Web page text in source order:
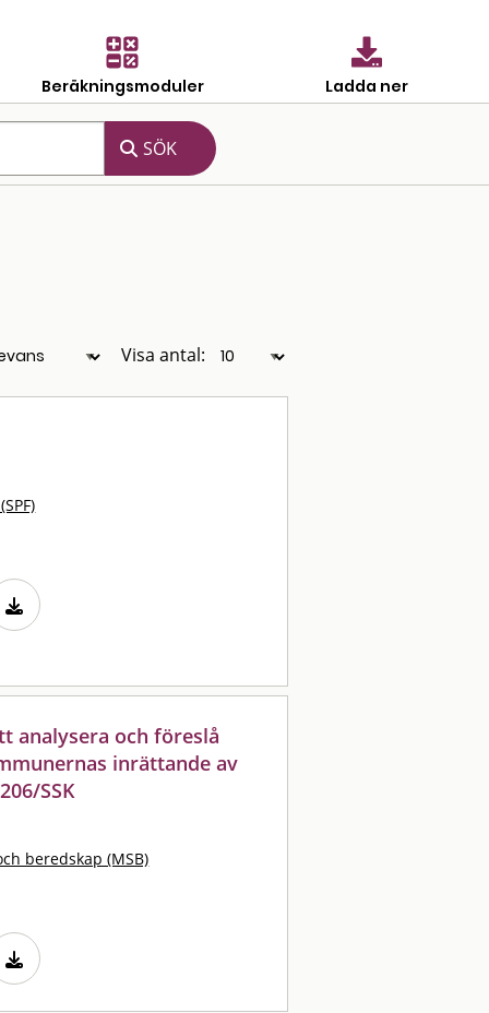
Beräkningsmoduler Ladda ner
Visa antal:
analysera och föreslå
inrättande av
SSK
beredskap (MSB)